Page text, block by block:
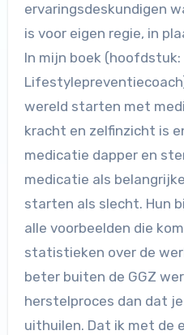
ervaringsdeskundigen
is voor eigen regie, in
In mijn boek (hoofdstuk:
wereld starten met
kracht en zelfinzicht is
medicatie dapper en
medicatie als
starten als slecht. Hun
alle voorbeelden die
statistieken over de
beter buiten de GGZ
herstelproces dan dat
uithuilen. Dat ik met de